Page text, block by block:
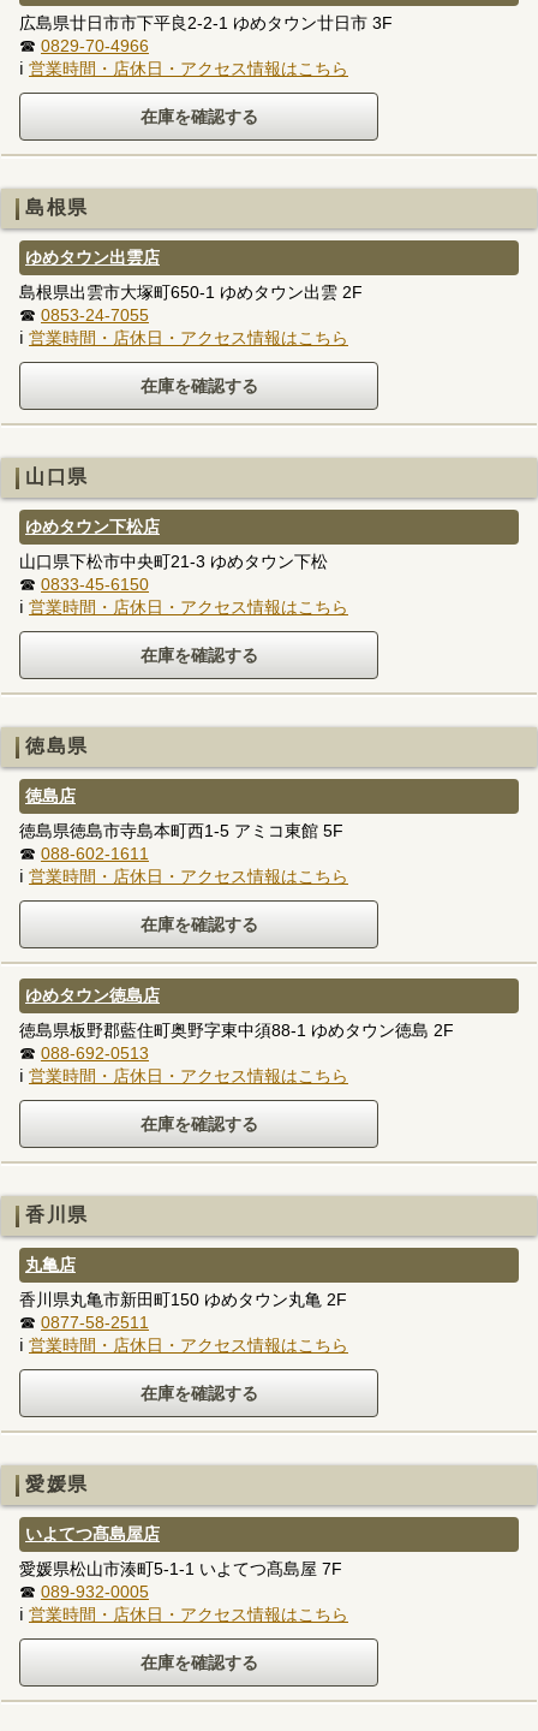
広島県廿日市市下平良2-2-1 ゆめタウン廿日市 3F
☎ 0829-70-4966
ℹ 営業時間・店休日・アクセス情報はこちら
島根県
ゆめタウン出雲店
島根県出雲市大塚町650-1 ゆめタウン出雲 2F
☎ 0853-24-7055
ℹ 営業時間・店休日・アクセス情報はこちら
山口県
ゆめタウン下松店
山口県下松市中央町21-3 ゆめタウン下松
☎ 0833-45-6150
ℹ 営業時間・店休日・アクセス情報はこちら
徳島県
徳島店
徳島県徳島市寺島本町西1-5 アミコ東館 5F
☎ 088-602-1611
ℹ 営業時間・店休日・アクセス情報はこちら
ゆめタウン徳島店
徳島県板野郡藍住町奥野字東中須88-1 ゆめタウン徳島 2F
☎ 088-692-0513
ℹ 営業時間・店休日・アクセス情報はこちら
香川県
丸亀店
香川県丸亀市新田町150 ゆめタウン丸亀 2F
☎ 0877-58-2511
ℹ 営業時間・店休日・アクセス情報はこちら
愛媛県
いよてつ髙島屋店
愛媛県松山市湊町5-1-1 いよてつ髙島屋 7F
☎ 089-932-0005
ℹ 営業時間・店休日・アクセス情報はこちら